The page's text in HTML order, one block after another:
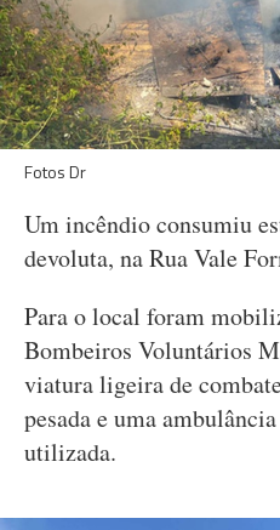
Fotos Dr
Um incêndio consumiu
devoluta, na Rua Vale
Para o local foram
Bombeiros Voluntários
viatura ligeira de
pesada e uma
utilizada.